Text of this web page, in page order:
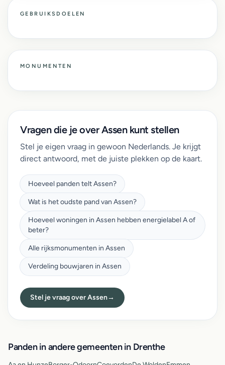
GEBRUIKSDOELEN
MONUMENTEN
Vragen die je over Assen kunt stellen
Stel je eigen vraag in gewoon Nederlands. Je krijgt
direct antwoord, met de juiste plekken op de kaart.
Hoeveel panden telt Assen?
Wat is het oudste pand van Assen?
Hoeveel woningen in Assen hebben energielabel A of
beter?
Alle rijksmonumenten in Assen
Verdeling bouwjaren in Assen
Stel je vraag over Assen→
Panden in andere gemeenten in Drenthe